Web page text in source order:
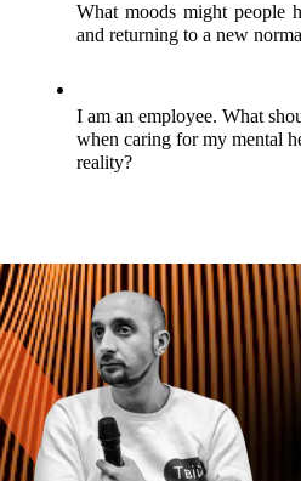
What moods might people
and returning to a new
I am an employee. What
when caring for my mental
reality?